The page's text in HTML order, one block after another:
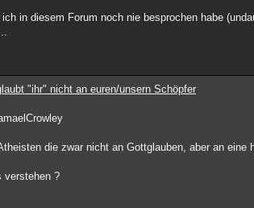
ich in diesem Forum noch nie besprochen habe
"ihr" nicht an euren/unsern Schöpfer
die zwar nicht an Gottglauben, aber an eine
verstehen ?